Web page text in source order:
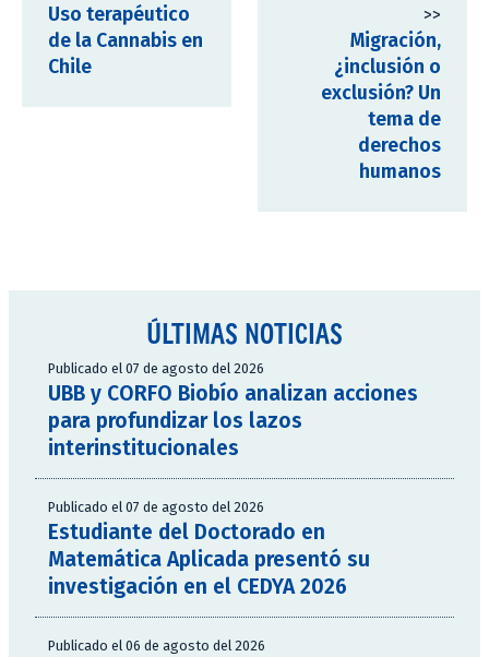
Uso terapéutico
de la Cannabis en
Chile
>>
Migración,
¿inclusión o
exclusión? Un
tema de
derechos
humanos
ÚLTIMAS NOTICIAS
Publicado el 07 de agosto del 2026
UBB y CORFO Biobío analizan acciones
para profundizar los lazos
interinstitucionales
Publicado el 07 de agosto del 2026
Estudiante del Doctorado en
Matemática Aplicada presentó su
investigación en el CEDYA 2026
Publicado el 06 de agosto del 2026